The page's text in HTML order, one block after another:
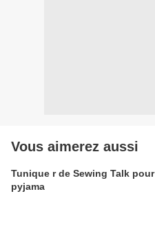
Vous aimerez aussi
Tunique r de Sewing Talk pour
pyjama